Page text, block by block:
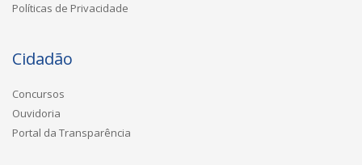
Políticas de Privacidade
Cidadão
Concursos
Ouvidoria
Portal da Transparência